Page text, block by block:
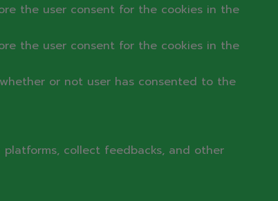
the user consent for the cookies in the
the user consent for the cookies in the
or not user has consented to the
collect feedbacks, and other